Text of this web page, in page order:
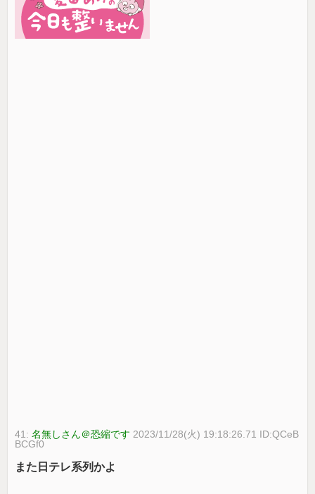
41:名無しさん＠恐縮です 2023/11/28(火) 19:18:26.71 ID:QCeB
BCGf0
また日テレ系列かよ